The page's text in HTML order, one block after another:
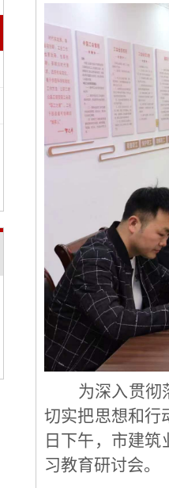
为深入贯彻
切实把思想和行
日下午，市建
习教育研讨会。